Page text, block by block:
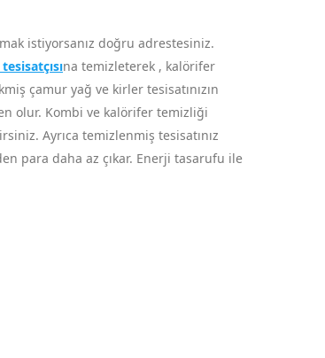
istiyorsanız doğru adrestesiniz.
na temizleterek , kalörifer
çamur yağ ve kirler tesisatınızın
olur. Kombi ve kalörifer temizliği
Ayrıca temizlenmiş tesisatınız
para daha az çıkar. Enerji tasarufu ile